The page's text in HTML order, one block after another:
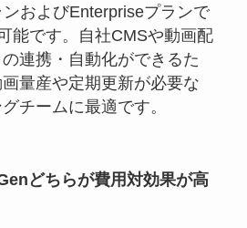
およびEnterpriseプランで
能です。自社CMSや動画配
連携・自動化ができるた
量産や定期更新が必要な
チームに最適です。
どちらが費用対効果が高